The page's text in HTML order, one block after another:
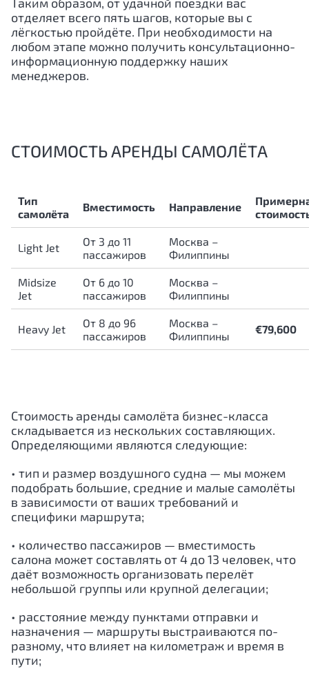
отделяет всего пять шагов, которые вы с
лёгкостью пройдёте. При необходимости на
любом этапе можно получить консультационно-
информационную поддержку наших
менеджеров.
СТОИМОСТЬ АРЕНДЫ САМОЛЁТА
Тип
самолёта
Вместимость Направление
Light Jet
От 3 до 11
пассажиров
Москва –
Филиппины
Midsize
Jet
От 6 до 10
пассажиров
Москва –
Филиппины
Heavy Jet
От 8 до 96
пассажиров
Москва –
Филиппины
€79,600
Стоимость аренды самолёта бизнес-класса
складывается из нескольких составляющих.
Определяющими являются следующие:
• тип и размер воздушного судна — мы можем
подобрать большие, средние и малые самолёты
в зависимости от ваших требований и
специфики маршрута;
• количество пассажиров — вместимость
салона может составлять от 4 до 13 человек, что
даёт возможность организовать перелёт
небольшой группы или крупной делегации;
• расстояние между пунктами отправки и
назначения — маршруты выстраиваются по-
разному, что влияет на километраж и время в
пути;